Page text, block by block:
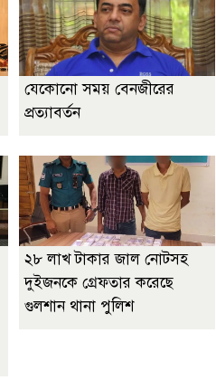
যেকোনো সময় বেনজীরের
প্রত্যাবর্তন
২৮ লাখ টাকার জাল নোটসহ
দুইজনকে গ্রেফতার করেছে
গুলশান থানা পুলিশ